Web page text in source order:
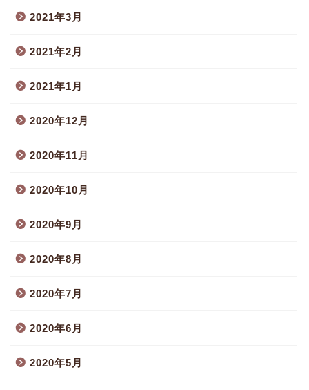
2021年3月
2021年2月
2021年1月
2020年12月
2020年11月
2020年10月
2020年9月
2020年8月
2020年7月
2020年6月
2020年5月